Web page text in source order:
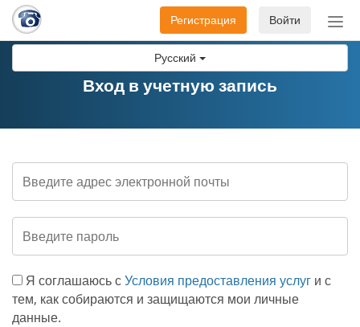
Русский
Войти
Регистрация
Вход в учетную запись
Я соглашаюсь сУсловия предоставления услуг и с
тем, как собираются и защищаются мои личные
данные.